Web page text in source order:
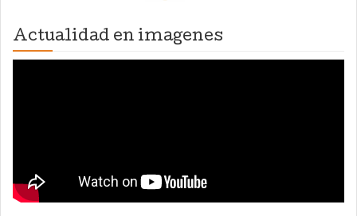
Actualidad en imagenes